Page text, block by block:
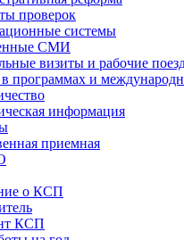
проверок
системы
СМИ
визиты и рабочие
программах и
информация
приемная
о КСП
КСП